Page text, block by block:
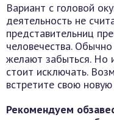
Вариант с головой
деятельность не
представительниц
человечества.
желают забыться. Но
стоит исключать.
встретите свою
Рекомендуем